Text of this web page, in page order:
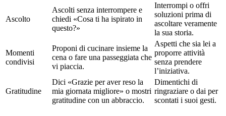
Ascolto
Ascolti senza interrompere e
chiedi «Cosa ti ha ispirato in
questo?»
Interrompi o offri
soluzioni prima di
ascoltare veramente
la sua storia.
Momenti
condivisi
Proponi di cucinare insieme la
cena o fare una passeggiata che
vi piaccia.
Aspetti che sia lei a
proporre attività
senza prendere
l’iniziativa.
Gratitudine
Dici «Grazie per aver reso la
mia giornata migliore» o mostri
gratitudine con un abbraccio.
Dimentichi di
ringraziare o dai per
scontati i suoi gesti.